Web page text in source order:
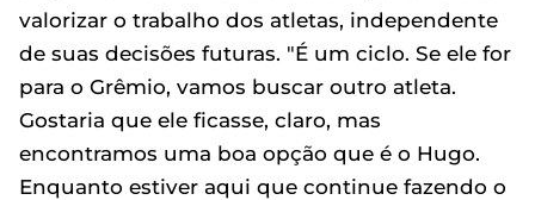
valorizar o trabalho dos atletas, independente
de suas decisões futuras. "É um ciclo. Se ele for
para o Grêmio, vamos buscar outro atleta.
Gostaria que ele ficasse, claro, mas
encontramos uma boa opção que é o Hugo.
Enquanto estiver aqui que continue fazendo o